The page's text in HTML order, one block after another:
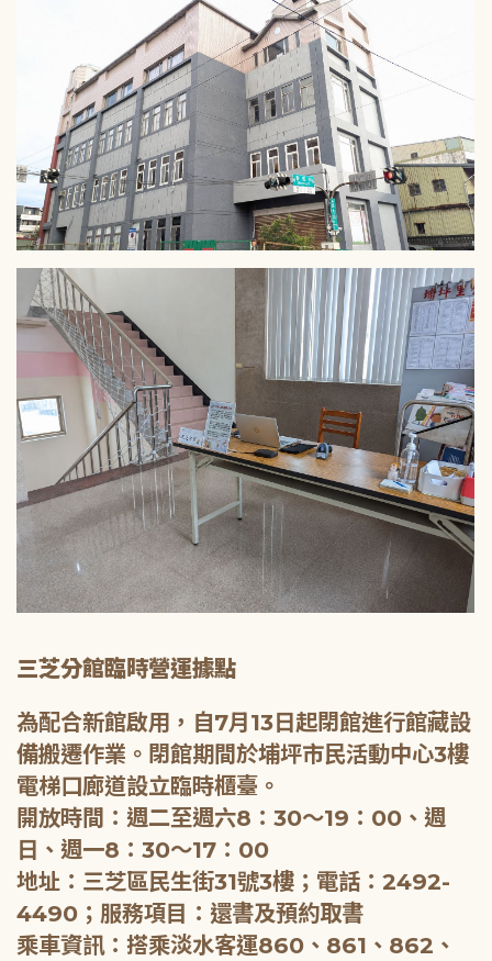
三芝分館臨時營運據點
為配合新館啟用，自7月13日起閉館進行館藏設
備搬遷作業。閉館期間於埔坪市民活動中心3樓
電梯口廊道設立臨時櫃臺。
開放時間：週二至週六8：30～19：00、週
日、週一8：30～17：00
地址：三芝區民生街31號3樓；電話：2492-
4490；服務項目：還書及預約取書
乘車資訊：搭乘淡水客運860、861、862、